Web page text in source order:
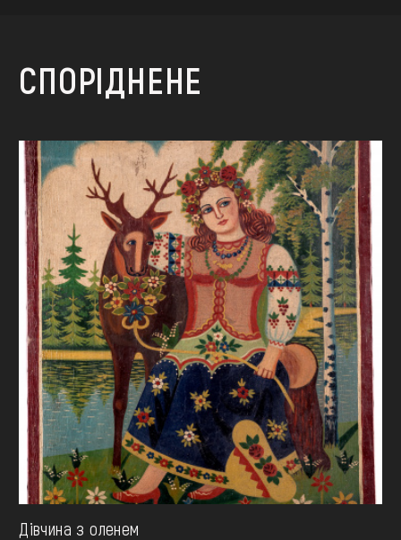
СПОРІДНЕНЕ
Дівчина з оленем